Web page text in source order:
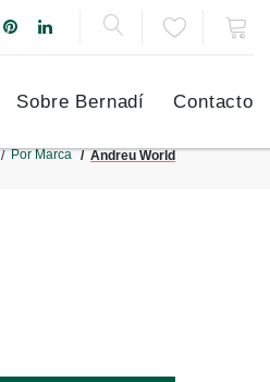
Sobre Bernadí Contacto
Por Marca Andreu World